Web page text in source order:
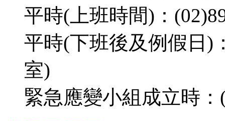
平時(上班時間)：
平時(下班後及例假日)
室)
緊急應變小組成立時：